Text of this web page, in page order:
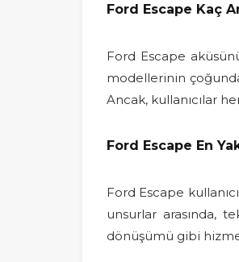
Ford Escape Kaç
Ford Escape
modellerinin
Ancak, kullanıcılar
Ford Escape En
Ford Escape
unsurlar arasında,
dönüşümü gibi